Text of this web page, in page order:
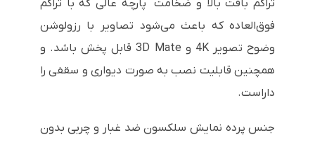
تراکم بافت بالا و ضخامت پارچه عالی که با تراکم
فوق‌العاده‌ که باعث می‌شود تصاویر با رزولوشن
وضوح تصویر4K و 3D Mateقابل پخش باشد. و
همچنین قابلیت نصب به صورت دیواری و سقفی را
داراست.
جنس پرده نمایش سلکسون ضد غبار و چربی بدون